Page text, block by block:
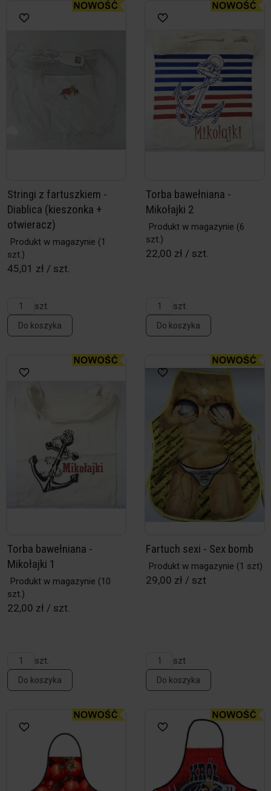
Stringi z fartuszkiem -
Diablica (kieszonka +
otwieracz)
Produkt w magazynie (1
szt.)
45,01 zł / szt.
szt.
Do koszyka
Torba bawełniana -
Mikołajki 2
Produkt w magazynie (6
szt.)
22,00 zł / szt.
szt.
Do koszyka
Torba bawełniana -
Mikołajki 1
Produkt w magazynie (10
szt.)
22,00 zł / szt.
szt.
Do koszyka
Fartuch sexi - Sex bomb
Produkt w magazynie (1 szt)
29,00 zł / szt
szt
Do koszyka